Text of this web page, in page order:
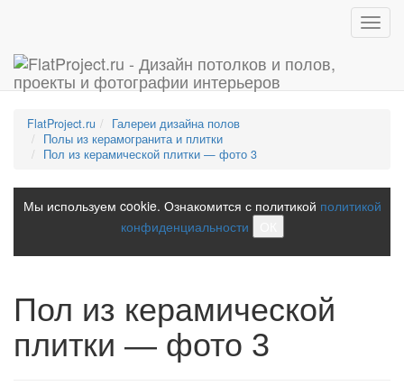
FlatProject.ru
Галереи дизайна полов
Полы из керамогранита и плитки
Пол из керамической плитки — фото 3
Мы используем cookie. Ознакомится с политикой политикой
конфиденциальности
Пол из керамической
плитки — фото 3